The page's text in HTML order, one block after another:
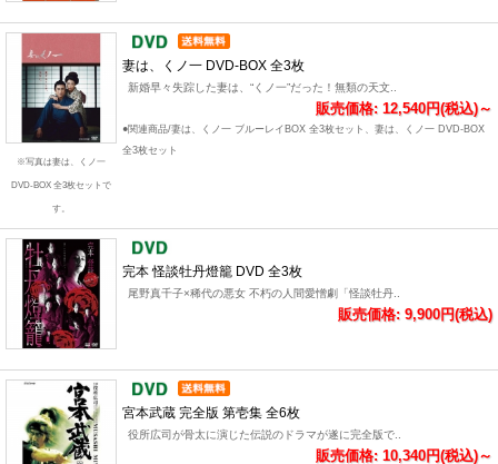
※写真は妻は、くノ一
DVD-BOX 全3枚セットで
す。
妻は、くノ一 DVD-BOX 全3枚
新婚早々失踪した妻は、“くノ一”だった！無類の天文..
販売価格: 12,540円(税込)～
●関連商品/妻は、くノ一 ブルーレイBOX 全3枚セット、妻は、くノ一 DVD-BOX
全3枚セット
完本 怪談牡丹燈籠 DVD 全3枚
尾野真千子×稀代の悪女 不朽の人間愛憎劇「怪談牡丹..
販売価格: 9,900円(税込)
宮本武蔵 完全版 第壱集 全6枚
役所広司が骨太に演じた伝説のドラマが遂に完全版で..
販売価格: 10,340円(税込)～